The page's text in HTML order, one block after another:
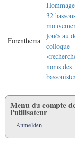
Forenthema
32
joués au
colloque
noms des
Menu du compte
l'utilisateur
Anmelden